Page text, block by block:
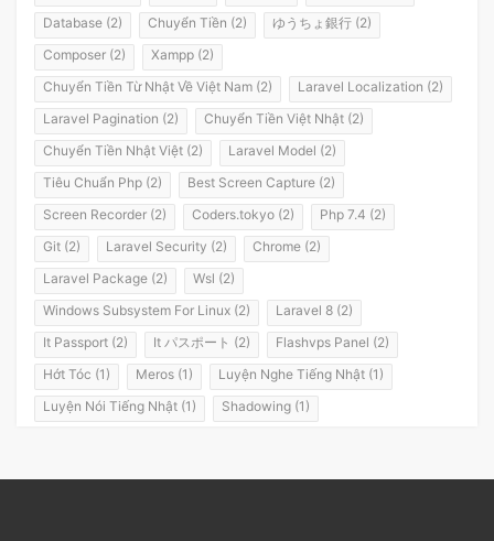
Database (2)
Chuyển Tiền (2)
ゆうちょ銀行 (2)
Composer (2)
Xampp (2)
Chuyển Tiền Từ Nhật Về Việt Nam (2)
Laravel Localization (2)
Laravel Pagination (2)
Chuyển Tiền Việt Nhật (2)
Chuyển Tiền Nhật Việt (2)
Laravel Model (2)
Tiêu Chuẩn Php (2)
Best Screen Capture (2)
Screen Recorder (2)
Coders.tokyo (2)
Php 7.4 (2)
Git (2)
Laravel Security (2)
Chrome (2)
Laravel Package (2)
Wsl (2)
Windows Subsystem For Linux (2)
Laravel 8 (2)
It Passport (2)
It パスポート (2)
Flashvps Panel (2)
Hớt Tóc (1)
Meros (1)
Luyện Nghe Tiếng Nhật (1)
Luyện Nói Tiếng Nhật (1)
Shadowing (1)